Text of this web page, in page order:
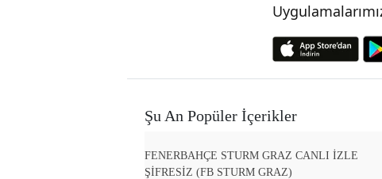
Şu An Popüler İçerikler
FENERBAHÇE STURM GRAZ CANLI İZLE
ŞİFRESİZ (FB STURM GRAZ)